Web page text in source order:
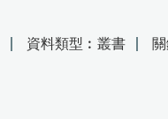
資料類型︰叢書